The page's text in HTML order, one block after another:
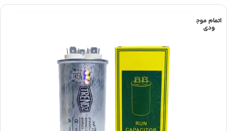
اتمام موج
ودی